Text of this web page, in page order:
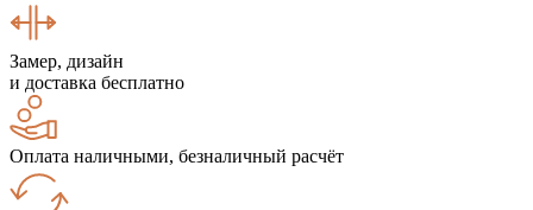
Замер, дизайн
и доставка бесплатно
Оплата наличными, безналичный расчёт